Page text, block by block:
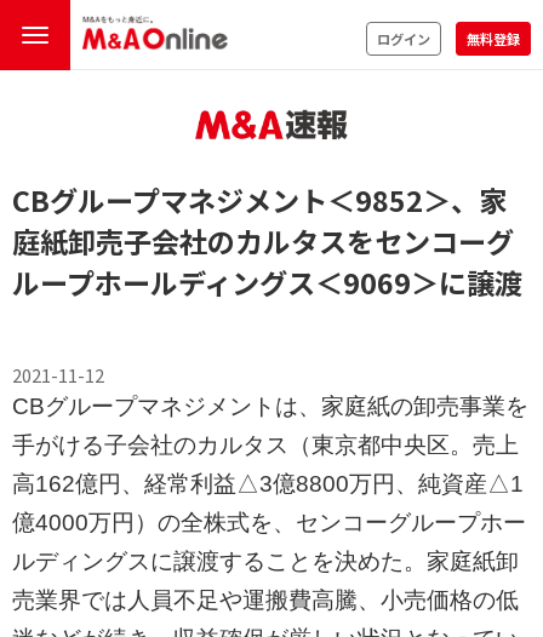
ログイン 無料登録
CBグループマネジメント＜9852＞、家
庭紙卸売子会社のカルタスをセンコーグ
ループホールディングス＜9069＞に譲渡
2021-11-12
CBグループマネジメントは、家庭紙の卸売事業を
手がける子会社のカルタス（東京都中央区。売上
高162億円、経常利益△3億8800万円、純資産△1
億4000万円）の全株式を、センコーグループホー
ルディングスに譲渡することを決めた。家庭紙卸
売業界では人員不足や運搬費高騰、小売価格の低